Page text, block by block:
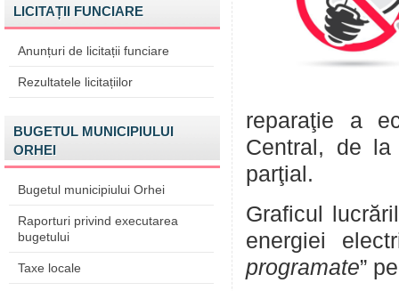
LICITAȚII FUNCIARE
Anunțuri de licitații funciare
Rezultatele licitațiilor
BUGETUL MUNICIPIULUI
ORHEI
Bugetul municipiului Orhei
Raporturi privind executarea
bugetului
Taxe locale
reparaţie a
Central, de
parţial.
Graficul
energiei
programate”